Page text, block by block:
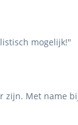
mogelijk!"
zijn. Met name